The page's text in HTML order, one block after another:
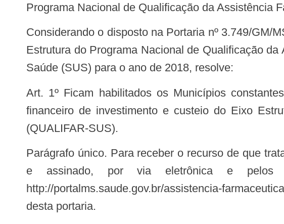
Programa Nacional de Qualificação da Assistência
Considerando o disposto na Portaria nº 3.749/GM/MS de 2018, que regulamenta a transferência de recursos destinados ao Eixo
Estrutura do Programa Nacional de Qualificação
Saúde (SUS) para o ano de 2018, resolve:
Art. 1º Ficam habilitados os Municípios constantes do anexo a esta Portaria a receberem recursos referentes ao incentivo
financeiro de investimento e custeio do Eixo
(QUALIFAR-SUS).
Parágrafo único. Para receber o recurso de que trata esta Portaria, os municípios deverão encaminhar devidamente preenchido
e assinado, por via eletrônica e pelos
http://portalms.saude.gov.br/assistencia-
desta portaria.